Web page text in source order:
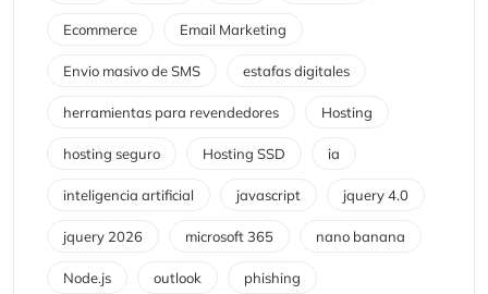
Ecommerce Email Marketing
Envio masivo de SMS estafas digitales
herramientas para revendedores Hosting
hosting seguro Hosting SSD ia
inteligencia artificial javascript jquery 4.0
jquery 2026 microsoft 365 nano banana
Node.js outlook phishing